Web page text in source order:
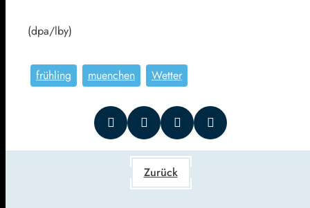
(dpa/lby)
frühling muenchen Wetter
Zurück